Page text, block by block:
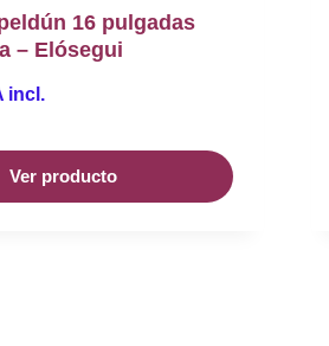
16 pulgadas
– Elósegui
incl.
Ver producto